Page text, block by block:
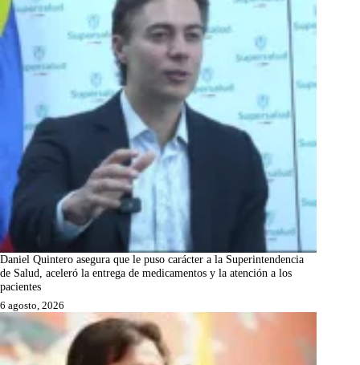
Daniel Quintero asegura que le puso carácter a la Superintendencia
de Salud, aceleró la entrega de medicamentos y la atención a los
pacientes
6 agosto, 2026